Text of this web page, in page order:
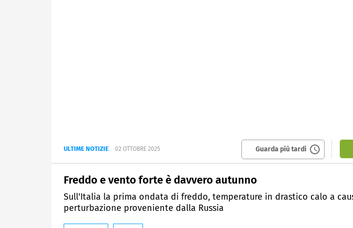
ULTIME NOTIZIE 02 OTTOBRE 2025 Guarda più tardi
Freddo e vento forte è davvero autunno
Sull'Italia la prima ondata di freddo, temperature in drastico calo a
perturbazione proveniente dalla Russia